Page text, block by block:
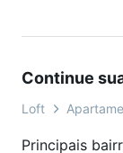
Continue
Loft